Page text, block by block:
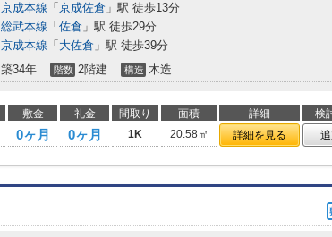
京成本線 「 京成佐倉 」駅 徒歩13分
総武本線 「 佐倉 」駅 徒歩29分
京成本線 「 大佐倉 」駅 徒歩39分
築34年 階数 2階建 構造 木造
敷金 礼金 間取り 面積 詳細
検
0ヶ月 0ヶ月 1K 20.58㎡ 詳細を見る